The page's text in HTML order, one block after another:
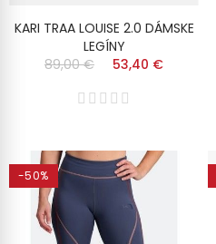
KARI TRAA LOUISE 2.0 DÁMSKE
LEGÍNY
89,00 €
53,40 €
-50%